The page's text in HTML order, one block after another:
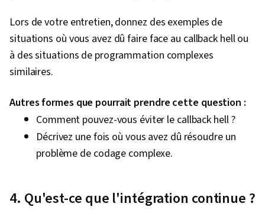
Microsoft Visual Studio, Environnements de
développement intégré, Logiciel médiateur,
Documentation du logiciel, Maintenabilité,
mémoire, Architecture des systèmes, Contrôle
d'accès basé sur les rôles (RBAC), Autorisation
(informatique), Cryptage, Gestion des identités
et des accès, Sécurité des applications,
événementielle, Conception de l'interface
Lors de votre entretien, donnez des exemples de
situations où vous avez dû faire face au callback hell ou
à des situations de programmation complexes
similaires.
Autres formes que pourrait prendre cette question :
Comment pouvez-vous éviter le callback hell ?
Décrivez une fois où vous avez dû résoudre un
problème de codage complexe.
4. Qu'est-ce que l'intégration continue ?